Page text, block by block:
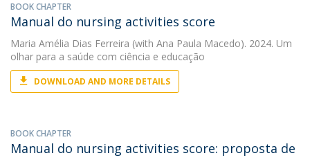
BOOK CHAPTER
Manual do nursing activities score
Maria Amélia Dias Ferreira (with Ana Paula Macedo). 2024. Um
olhar para a saúde com ciência e educação
DOWNLOAD AND MORE DETAILS
BOOK CHAPTER
Manual do nursing activities score: proposta de